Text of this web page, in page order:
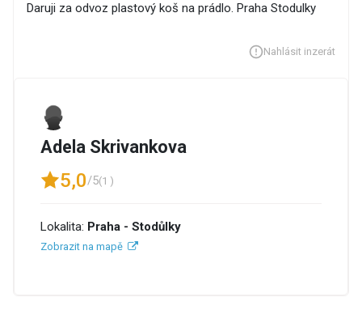
Daruji za odvoz plastový koš na prádlo. Praha Stodulky
Nahlásit inzerát
Adela Skrivankova
5,0/5(1 )
Lokalita: Praha - Stodůlky
Zobrazit na mapě